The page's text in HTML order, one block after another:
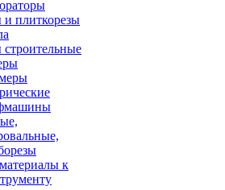
плиткорезы
к